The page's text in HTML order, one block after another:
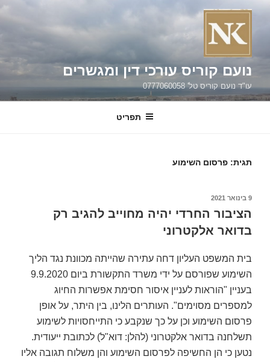
דילוג
נועם קוריס עורכי דין ומגשרים
עו"ד נועם קוריס טל' 0777060058
תפריט
תגית: פרסום השימוע
פורסם
9 בינואר 2021
הציבור החרדי יהיה מחוייב להגיב רק
בדואר אלקטרוני
בית המשפט העליון דחה עתירה שהייתה מכוונת נגד הליך
השימוע שפורסם על ידי משרד התקשורת ביום 9.9.2020
בעניין "הוראות לעניין איסור חסימת אפשרות החיוג
למספרים מסוימים". העותרים הלינו, בין היתר, על אופן
פרסום השימוע וכן על כך שנקבע כי התייחסויות לשימוע
תשלחנה בדואר אלקטרוני (להלן: דוא"ל) לכתובת ייעודית.
נטען כי הן החשיפה לפרסום השימוע והן משלוח תגובה אליו